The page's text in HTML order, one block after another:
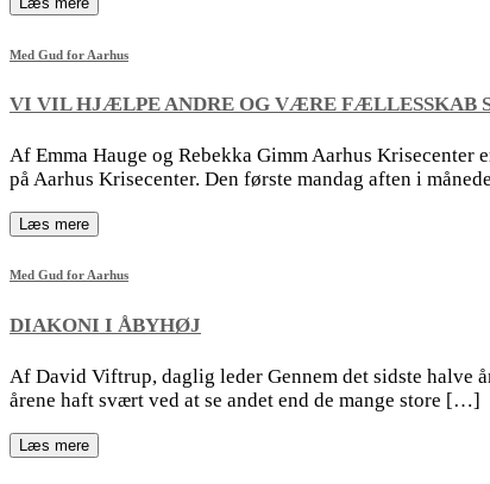
Med Gud for Aarhus
VI VIL HJÆLPE ANDRE OG VÆRE FÆLLESSKAB
Af Emma Hauge og Rebekka Gimm Aarhus
på Aarhus Krisecenter. Den første mandag aften i
Læs mere
Med Gud for Aarhus
DIAKONI I ÅBYHØJ
Af David Viftrup, daglig leder Gennem det sidste halve
årene haft svært ved at se andet end de mange store […]
Læs mere